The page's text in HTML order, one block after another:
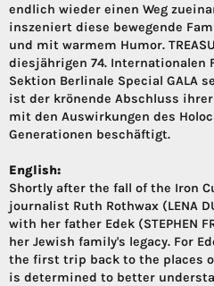
endlich wieder einen Weg
inszeniert diese bewegende
und mit warmem Humor.
diesjährigen 74.
Sektion Berlinale Special GALA
ist der krönende Abschluss
mit den Auswirkungen des
Generationen beschäftigt.
English:
Shortly after the fall of the Iron
journalist Ruth Rothwax (LENA
with her father Edek (STEPHEN
her Jewish family's legacy. For
the first trip back to the places
is determined to better